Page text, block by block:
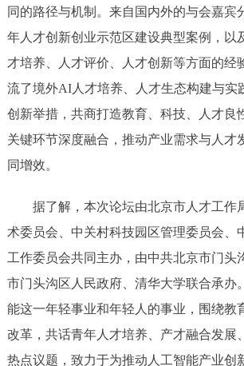
同的路径与机制。来自国内外的与会嘉宾
年人才创新创业示范区建设典型案例，以
才培养、人才评价、人才创新等方面的经
流了境外AI人才培养、人才生态构建与实
创新举措，共商打造教育、科技、人才良
关键环节深度融合，推动产业需求与人才
同增效。
据了解，本次论坛由北京市人才工作
术委员会、中关村科技园区管理委员会、
工作委员会共同主办，由中共北京市门头
市门头沟区人民政府、清华大学联合承办
能这一年轻事业和年轻人的事业，围绕教
改革，共话青年人才培养、产才融合发展
热点议题，致力于为推动人工智能产业创